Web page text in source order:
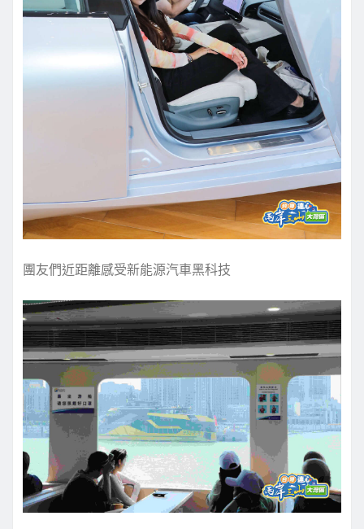
團友們近距離感受新能源汽車黑科技